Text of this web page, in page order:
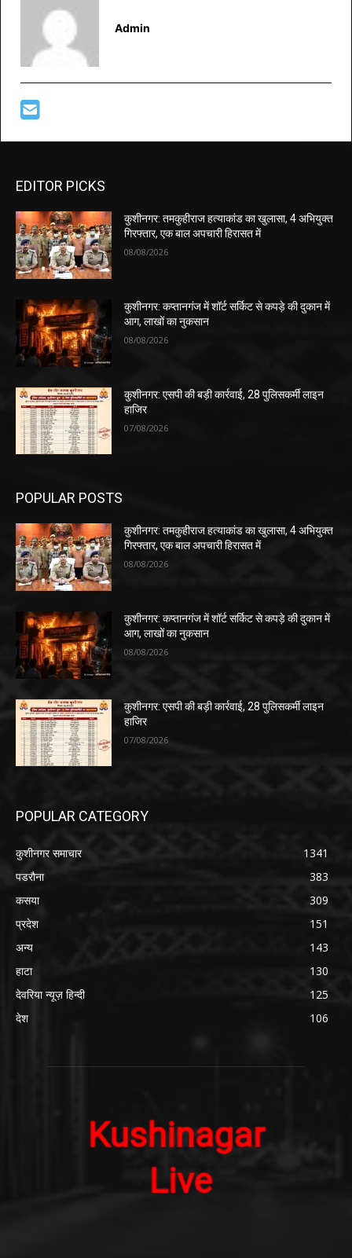
Admin
EDITOR PICKS
कुशीनगर: तमकुहीराज हत्याकांड का खुलासा, 4 अभियुक्त
गिरफ्तार, एक बाल अपचारी हिरासत में
08/08/2026
कुशीनगर: कप्तानगंज में शॉर्ट सर्किट से कपड़े की दुकान में
आग, लाखों का नुकसान
08/08/2026
कुशीनगर: एसपी की बड़ी कार्रवाई, 28 पुलिसकर्मी लाइन
हाजिर
07/08/2026
POPULAR POSTS
कुशीनगर: तमकुहीराज हत्याकांड का खुलासा, 4 अभियुक्त
गिरफ्तार, एक बाल अपचारी हिरासत में
08/08/2026
कुशीनगर: कप्तानगंज में शॉर्ट सर्किट से कपड़े की दुकान में
आग, लाखों का नुकसान
08/08/2026
कुशीनगर: एसपी की बड़ी कार्रवाई, 28 पुलिसकर्मी लाइन
हाजिर
07/08/2026
POPULAR CATEGORY
कुशीनगर समाचार
1341
पडरौना
383
कसया
309
प्रदेश
151
अन्य
143
हाटा
130
देवरिया न्यूज़ हिन्दी
125
देश
106